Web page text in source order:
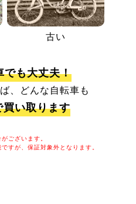
古い
でも大丈夫！
、どんな自転車も
い取ります
ございます。
すが、保証対象外となります。